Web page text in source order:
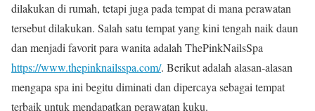
dilakukan di rumah, tetapi juga pada tempat di mana perawatan
tersebut dilakukan. Salah satu tempat yang kini tengah naik daun
dan menjadi favorit para wanita adalah ThePinkNailsSpa
https://www.thepinknailsspa.com/. Berikut adalah alasan-alasan
mengapa spa ini begitu diminati dan dipercaya sebagai tempat
terbaik untuk mendapatkan perawatan kuku.